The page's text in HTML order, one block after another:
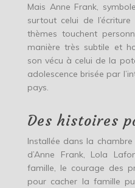
Mais Anne Frank,
surtout celui de
thèmes touchent
manière très subtile et
son vécu à celui de la
adolescence brisée par
pays.
Des histoires
Installée dans la
d’Anne Frank, Lola
famille, le courage des
pour cacher la famille